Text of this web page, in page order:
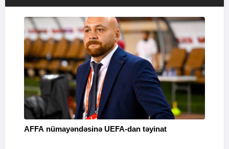
AFFA nümayəndəsinə UEFA-dan təyinat